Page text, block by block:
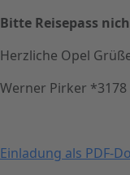
Bitte Reisepass
Herzliche Opel
Werner Pirker *3178
Einladung als PDF-